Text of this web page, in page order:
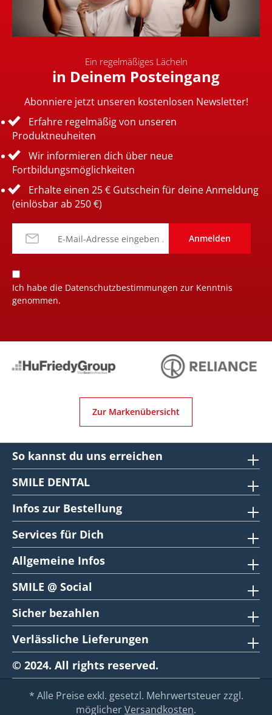
Ein regelmäßiges Lächeln
in Deinem Posteingang
Abonniere jetzt unseren kostenlosen Newsletter!
Erfahre regelmäßig von unseren
Produktneuheiten
Wir informieren dich über neue
Fortbildungsmöglichkeiten
Erhalte einen 25 € Gutschein für deine Anmeldung
(einlösbar ab 250 €)
Anmelden
Ich habe die Datenschutzbestimmungen zur Kenntnis
genommen.
Zur Markenübersicht
So kannst du uns erreichen
SMILE DENTAL
Infos zur Bestellung
Services für Dich
Allgemeine Infos
SMILE @ Social
Sicher bezahlen
Verlässliche Lieferungen
© 2024. All rights reserved.
* Alle Preise exkl. gesetzl. Mehrwertsteuer zzgl.
möglicherVersandkosten.